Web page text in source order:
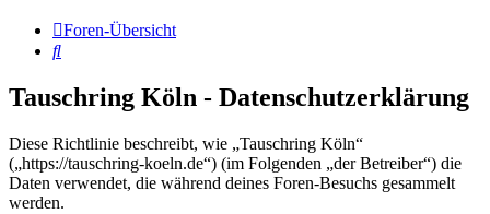
Foren-Übersicht
Suche
Tauschring Köln - Datenschutzerklärung
Diese Richtlinie beschreibt, wie „Tauschring Köln“
(„https://tauschring-koeln.de“) (im Folgenden „der Betreiber“) die
Daten verwendet, die während deines Foren-Besuchs gesammelt
werden.